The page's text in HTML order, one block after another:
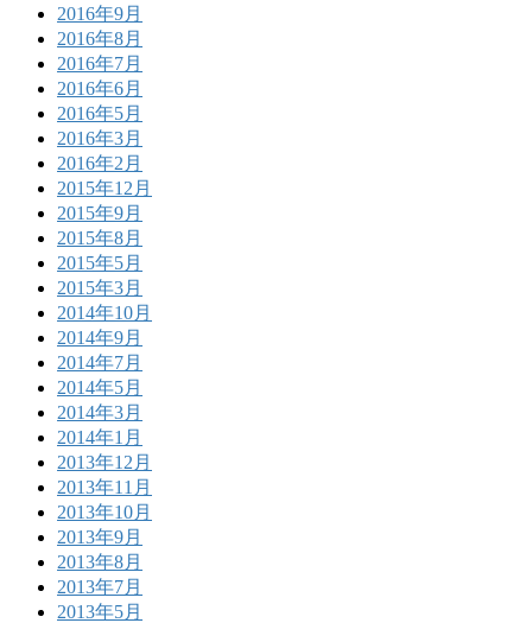
2016年9月
2016年8月
2016年7月
2016年6月
2016年5月
2016年3月
2016年2月
2015年12月
2015年9月
2015年8月
2015年5月
2015年3月
2014年10月
2014年9月
2014年7月
2014年5月
2014年3月
2014年1月
2013年12月
2013年11月
2013年10月
2013年9月
2013年8月
2013年7月
2013年5月